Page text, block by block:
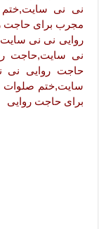
نی نی سایت,ختم
مجرب برای حاجت
نی سایت,حاجت
حاجت روایی نی
سایت,ختم صلوات
برای حاجت روایی